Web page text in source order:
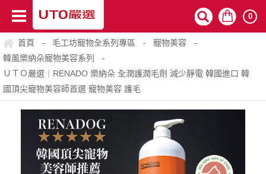
0
首頁 - 毛工坊寵物全系列專區 - 寵物美容 -
韓風樂納朵寵物美容系列 -
ＵＴＯ嚴選｜RENADO 樂納朵 全潤護潤毛劑 減少靜電 韓國進口 韓
國頂尖寵物美容師首選 寵物美容 護毛